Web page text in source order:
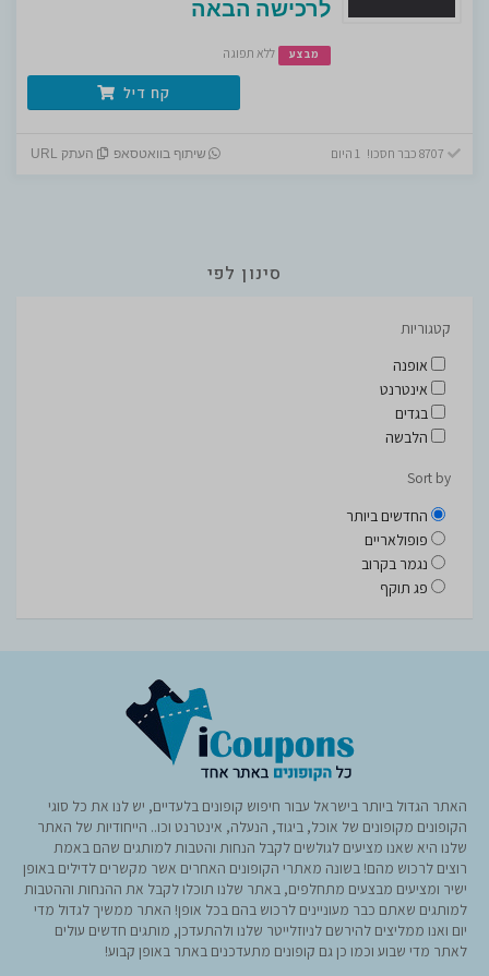
לרכישה הבאה
מבצע ללא תפוגה
קח דיל
שיתוף בוואטסאפ העתק URL
סינון לפי
קטגוריות
אופנה
אינטרנט
בגדים
הלבשה
Sort by
החדשים ביותר
פופולאריים
נגמר בקרוב
פג תוקף
האתר הגדול ביותר בישראל עבור חיפוש קופונים בלעדיים, יש לנו את כל סוגי
הקופונים מקופונים של אוכל, ביגוד, הנעלה, אינטרנט וכו.. הייחודיות של האתר
שלנו היא שאנו מציעים לגולשים לקבל הנחות והטבות למותגים שהם באמת
רוצים לרכוש מהם! בשונה מאתרי הקופונים האחרים אשר מקשרים לדילים באופן
ישיר ומציעים מבצעים מתחלפים, באתר שלנו תוכלו לקבל את ההנחות וההטבות
למותגים שאתם כבר מעוניינים לרכוש בהם בכל אופן! האתר ממשיך לגדול מדי
יום ואנו ממליצים להירשם לניוזלייטר שלנו ולהתעדכן, מותגים חדשים עולים
לאתר מדי שבוע וכמו כן גם קופונים מתעדכנים באתר באופן קבוע!